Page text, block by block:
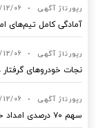
رپورتاژ آگهی •
06
آمادگی کامل تیم‌های
رپورتاژ آگهی •
06
نجات خودروهای
رپورتاژ آگهی •
06
سهم ۷۰ درصدی امداد خودرو ساوه در پیشگیری از حوادث جاده‌ای